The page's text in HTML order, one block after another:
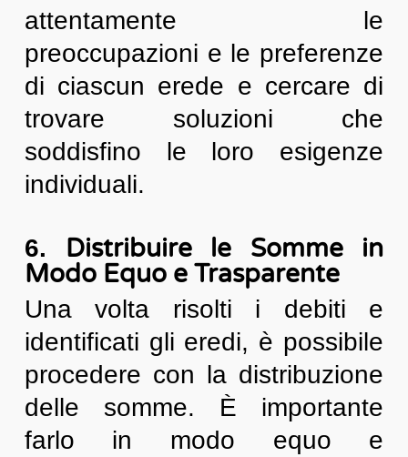
attentamente le
preoccupazioni e le preferenze
di ciascun erede e cercare di
trovare soluzioni che
soddisfino le loro esigenze
individuali.
6. Distribuire le Somme in
Modo Equo e Trasparente
Una volta risolti i debiti e
identificati gli eredi, è possibile
procedere con la distribuzione
delle somme. È importante
farlo in modo equo e